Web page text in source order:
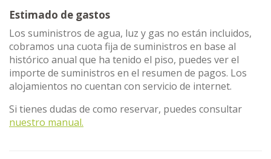
Estimado de gastos
Los suministros de agua, luz y gas no están incluidos,
cobramos una cuota fija de suministros en base al
histórico anual que ha tenido el piso, puedes ver el
importe de suministros en el resumen de pagos. Los
alojamientos no cuentan con servicio de internet.
Si tienes dudas de como reservar, puedes consultar
nuestro manual.